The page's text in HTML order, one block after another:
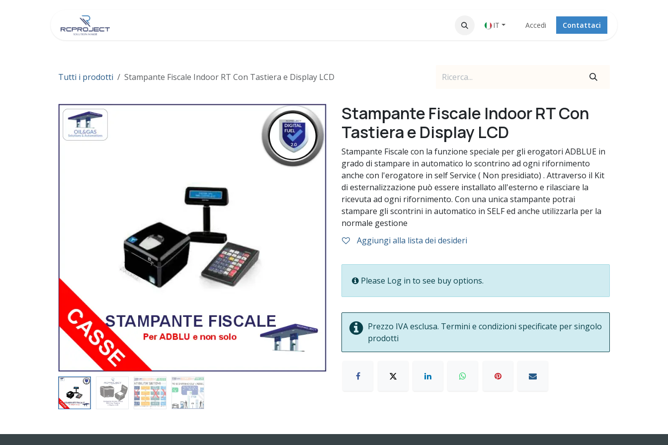
IT Accedi Contattaci
Tutti i prodotti Stampante Fiscale Indoor RT Con Tastiera e Display LCD
Stampante Fiscale Indoor RT Con
Tastiera e Display LCD
Stampante Fiscale con la funzione speciale per gli erogatori ADBLUE in
grado di stampare in automatico lo scontrino ad ogni rifornimento
anche con l'erogatore in self Service ( Non presidiato) . Attraverso il Kit
di esternalizzazione può essere installato all'esterno e rilasciare la
ricevuta ad ogni rifornimento. Con una unica stampante potrai
stampare gli scontrini in automatico in SELF ed anche utilizzarla per la
normale gestione
Aggiungi alla lista dei desideri
Please Log in to see buy options.
Prezzo IVA esclusa. Termini e condizioni specificate per singolo
prodotti